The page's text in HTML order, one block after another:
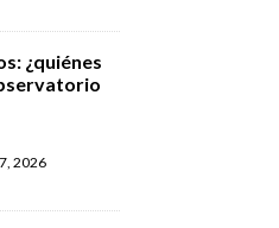
¿quiénes
2026